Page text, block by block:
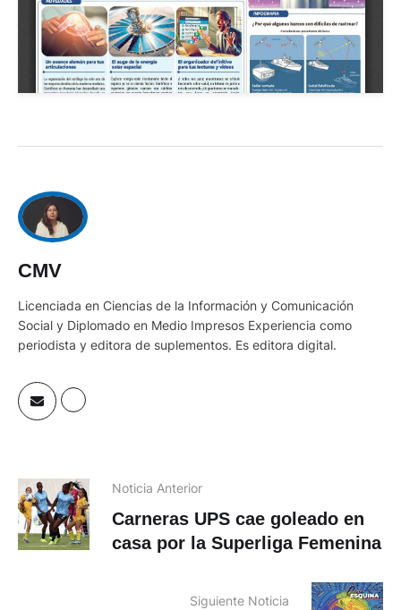
CMV
Licenciada en Ciencias de la Información y Comunicación
Social y Diplomado en Medio Impresos Experiencia como
periodista y editora de suplementos. Es editora digital.
Noticia Anterior
Carneras UPS cae goleado en
casa por la Superliga Femenina
Siguiente Noticia